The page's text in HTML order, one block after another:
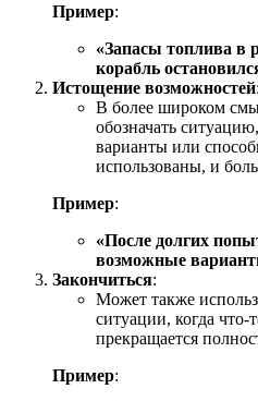
Пример:
«Запасы топлива в
корабль
Истощение возможностей:
В более широком
обозначать
варианты или
использованы, и
Пример:
«После долгих
возможные
Закончиться:
Может также
ситуации, когда
прекращается
Пример: